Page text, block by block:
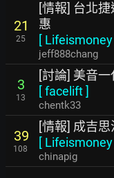
21
25
[情報] 台北
惠
[ Lifeismoney
jeff888chang
3
13
[討論] 美音
[facelift]
chentk33
39
108
[情報] 成吉
[ Lifeismoney
chinapig